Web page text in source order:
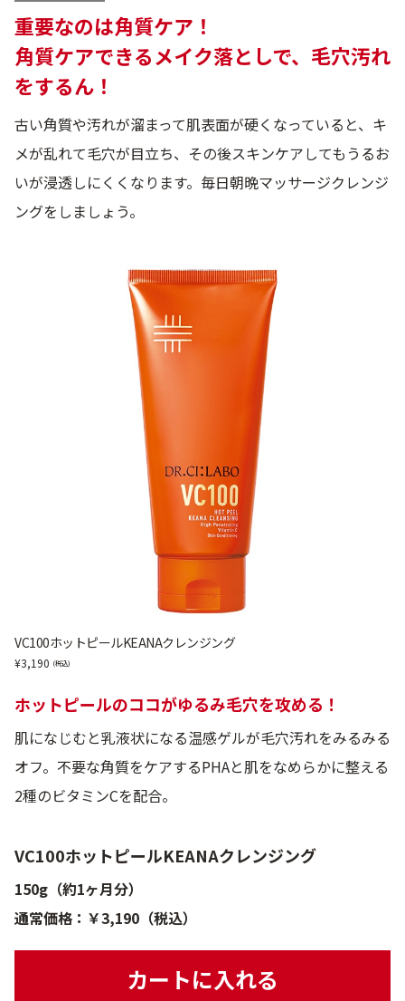
重要なのは角質ケア！
角質ケアできるメイク落としで、毛穴汚れ
をするん！
古い角質や汚れが溜まって肌表面が硬くなっていると、キ
メが乱れて毛穴が目立ち、その後スキンケアしてもうるお
いが浸透しにくくなります。毎日朝晩マッサージクレンジ
ングをしましょう。
VC100ホットピールKEANAクレンジング
3,190
ホットピールのココがゆるみ毛穴を攻める！
肌になじむと乳液状になる温感ゲルが毛穴汚れをみるみる
オフ。不要な角質をケアするPHAと肌をなめらかに整える
2種のビタミンCを配合。
VC100ホットピールKEANAクレンジング
150g（約1ヶ月分）
通常価格：￥3,190（税込）
カートに入れる